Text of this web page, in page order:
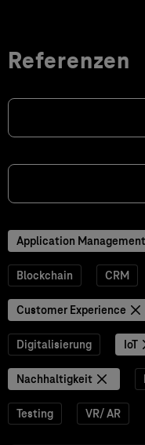
Referenzen
Application Management
Blockchain CRM
Customer Experience
Digitalisierung IoT
Nachhaltigkeit
Testing VR/ AR